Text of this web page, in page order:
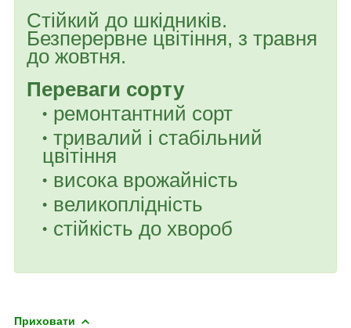
Стійкий до шкідників.
Безперервне цвітіння, з травня
до жовтня.
Переваги сорту
ремонтантний сорт
тривалий і стабільний
цвітіння
висока врожайність
великоплідність
стійкість до хвороб
Приховати